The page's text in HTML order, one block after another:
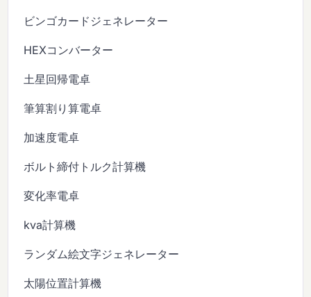
ビンゴカードジェネレーター
HEXコンバーター
土星回帰電卓
筆算割り算電卓
加速度電卓
ボルト締付トルク計算機
変化率電卓
kva計算機
ランダム絵文字ジェネレーター
太陽位置計算機